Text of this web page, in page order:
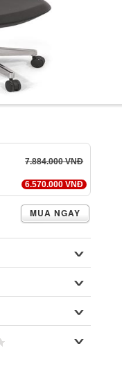
7.884.000 VNĐ
6.570.000 VNĐ
MUA NGAY